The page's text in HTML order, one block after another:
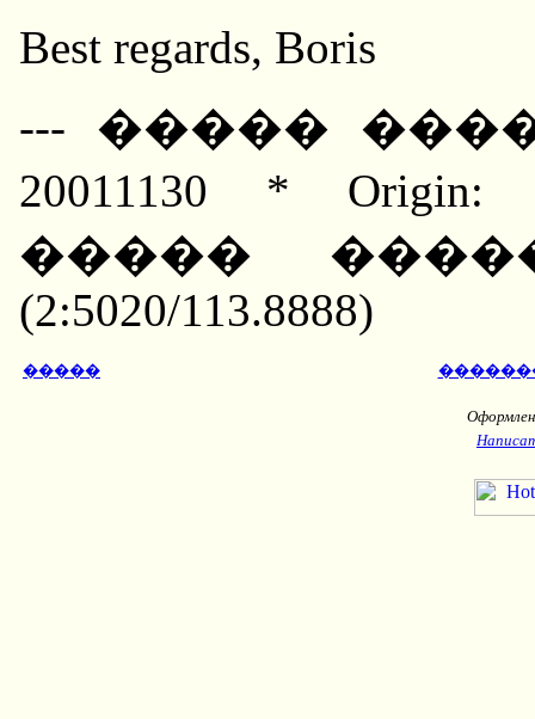
Best regards, Boris
--- �����
20011130 *
�����
(2:5020/113.8888)
�����